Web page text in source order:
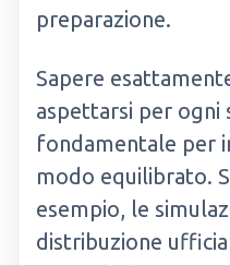
preparazione.
Sapere
aspettarsi per ogni
fondamentale per
modo equilibrato.
esempio, le
distribuzione